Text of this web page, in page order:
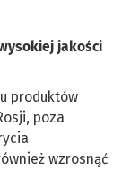
jakości
produktów
poza
wzrosnąć